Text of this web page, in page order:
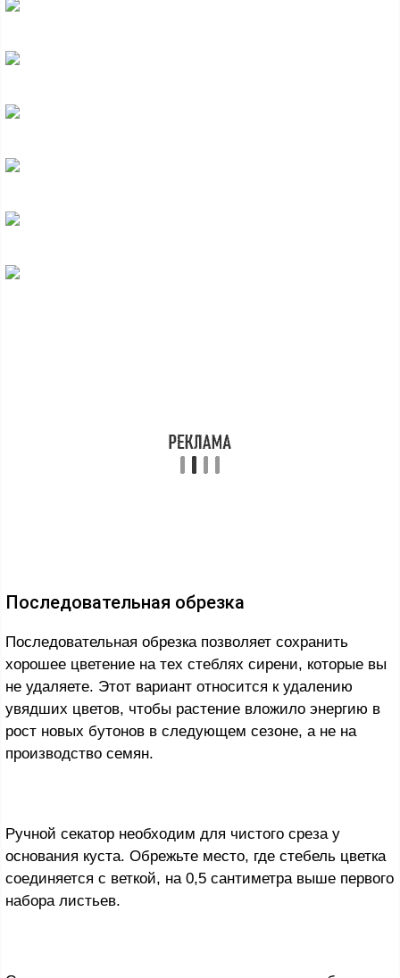
Последовательная обрезка
Последовательная обрезка позволяет сохранить
хорошее цветение на тех стеблях сирени, которые вы
не удаляете. Этот вариант относится к удалению
увядших цветов, чтобы растение вложило энергию в
рост новых бутонов в следующем сезоне, а не на
производство семян.
Ручной секатор необходим для чистого среза у
основания куста. Обрежьте место, где стебель цветка
соединяется с веткой, на 0,5 сантиметра выше первого
набора листьев.